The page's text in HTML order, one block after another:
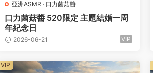
亞洲ASMR · 口力菌菇醬
口力菌菇醬 520限定 主題結婚一周
年紀念日
2026-06-21 VIP
VIP